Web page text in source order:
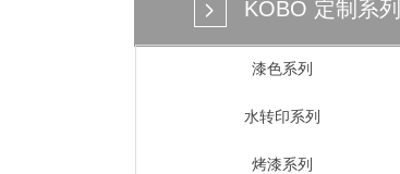
漆色系列
水转印系列
烤漆系列
넲 KOBO 定制系列